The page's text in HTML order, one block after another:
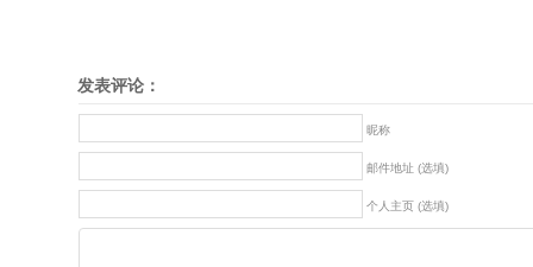
发表评论：
昵称
邮件地址 (选填)
个人主页 (选填)